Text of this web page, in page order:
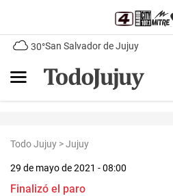
30°San Salvador de Jujuy
Todo Jujuy >Jujuy
29 de mayo de 2021 - 08:00
Finalizó el paro